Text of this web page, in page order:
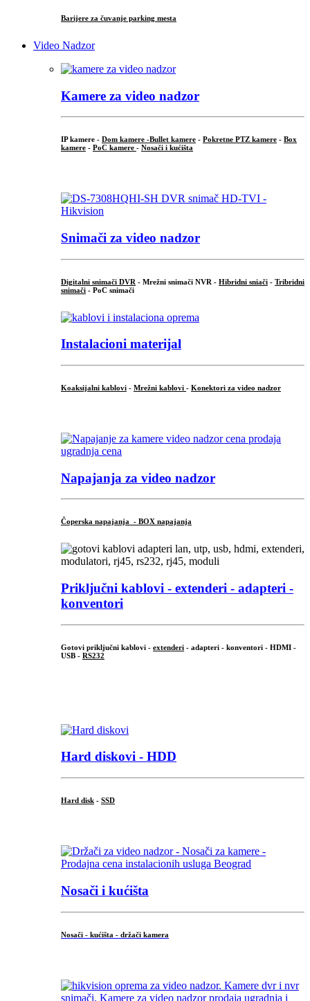
Barijere za čuvanje parking mesta
Video Nadzor
Kamere za video nadzor
IP kamere - Dom kamere -Bullet kamere - Pokretne PTZ kamere - Box
kamere - PoC kamere - Nosači i kućišta
Snimači za video nadzor
Digitalni snimači DVR - Mrežni snimači NVR - Hibridni sniači - Tribridni
snimači - PoC snimači
Instalacioni materijal
Koaksijalni kablovi - Mrežni kablovi - Konektori za video nadzor
Napajanja za video nadzor
Čoperska napajanja - BOX napajanja
Priključni kablovi - extenderi - adapteri -
konventori
Gotovi priključni kablovi - extenderi - adapteri - konventori - HDMI -
USB - RS232
Hard diskovi - HDD
Hard disk - SSD
Nosači i kućišta
Nosači - kućišta - držači kamera